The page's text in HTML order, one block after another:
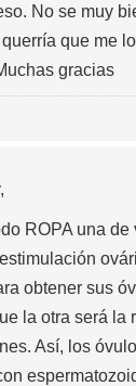
No se muy
que me
gracias
ROPA una de
obtener sus
la otra será la
Así, los